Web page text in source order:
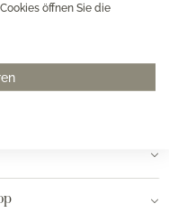
öffnen Sie die